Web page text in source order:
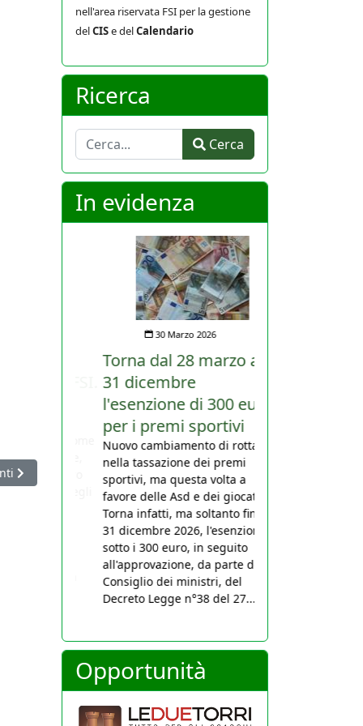
successivo: Semifinale del Campionato italiano: Favaloro,
nell'area riservata FSI per la gestione
delCISe delCalendario
Ricerca
Cerca Cerca
In evidenza
30 Marzo 2026
Torna dal 28 marzo al
31 dicembre
l'esenzione di 300 euro
per i premi sportivi
Nuovo cambiamento di rotta
nella tassazione dei premi
sportivi, ma questa volta a
favore delle Asd e dei giocatori.
Torna infatti, ma soltanto fino al
31 dicembre 2026, l'esenzione
sotto i 300 euro, in seguito
all'approvazione, da parte del
Consiglio dei ministri, del
Decreto Legge n°38 del 27...
Opportunità